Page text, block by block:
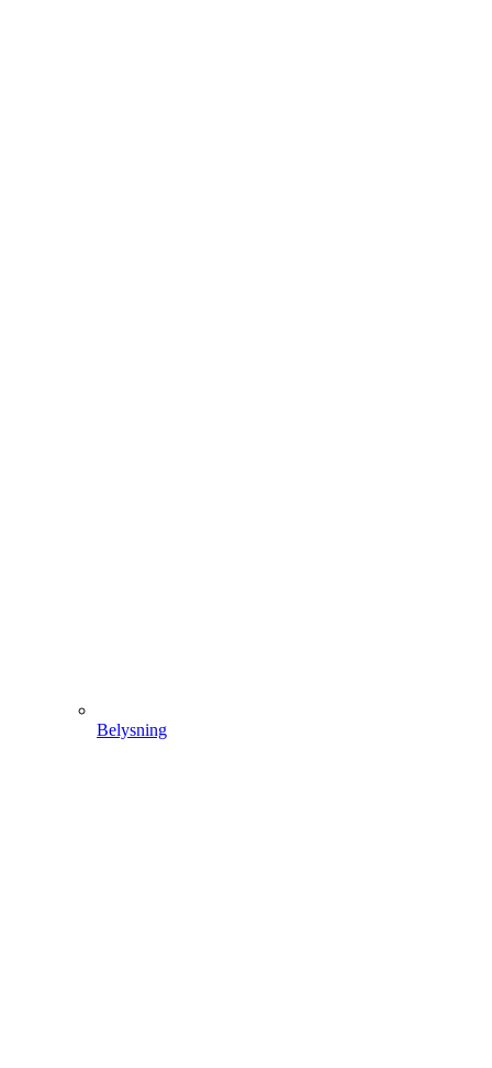
Belysning